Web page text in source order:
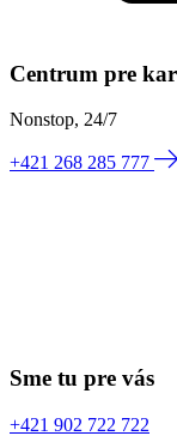
Centrum pre
Nonstop, 24/7
+421 268 285 777
Sme tu pre vás
+421 902 722 722